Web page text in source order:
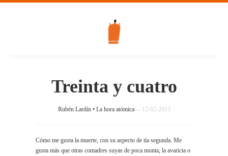
Treinta y cuatro
Rubén Lardín • La hora atómica— 12-02-2013
Cómo me gusta la muerte, con su aspecto de tía segunda. Me
gusta más que otras comadres suyas de poca monta, la avaricia o